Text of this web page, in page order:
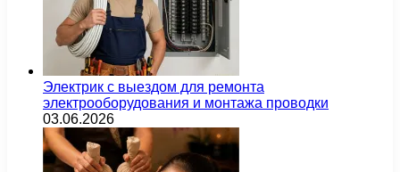
Электрик с выездом для ремонта
электрооборудования и монтажа проводки
03.06.2026